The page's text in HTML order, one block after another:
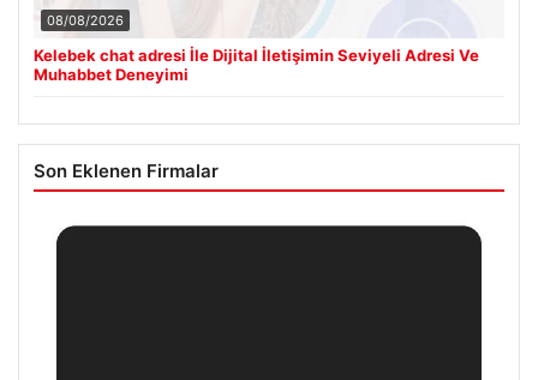
08/08/2026
Kelebek chat adresi İle Dijital İletişimin Seviyeli Adresi Ve
Muhabbet Deneyimi
Son Eklenen Firmalar